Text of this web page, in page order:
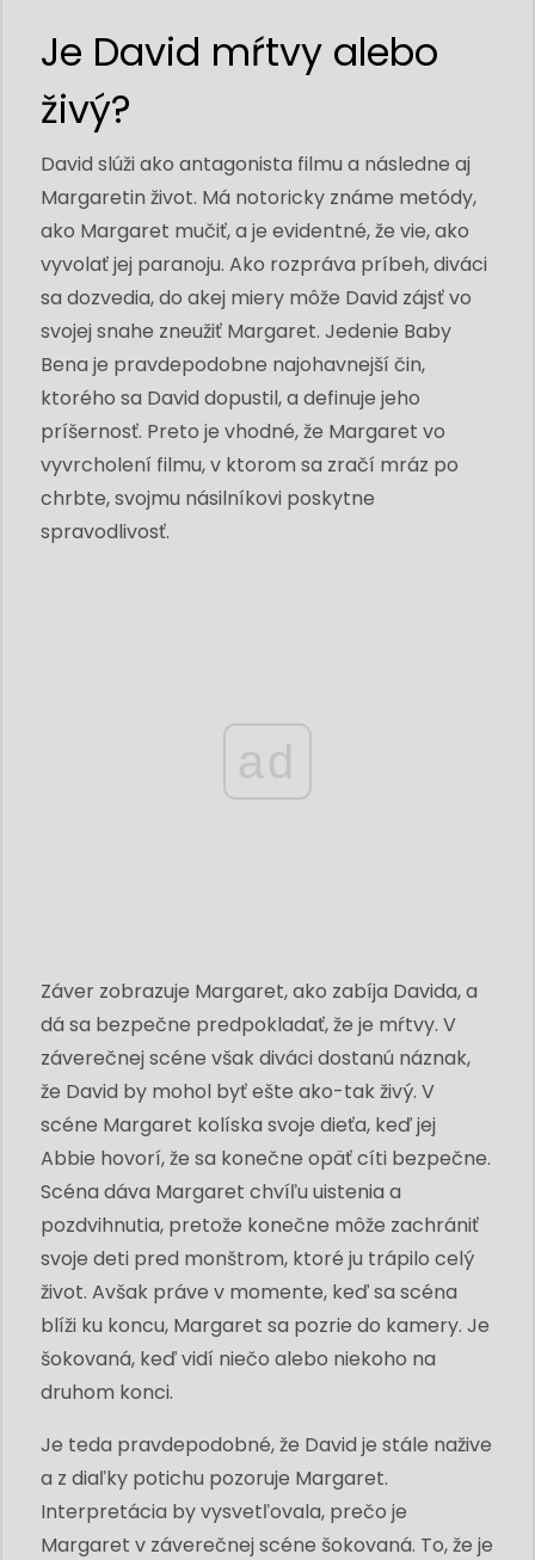
Je David mŕtvy alebo
živý?
David slúži ako antagonista filmu a následne aj
Margaretin život. Má notoricky známe metódy,
ako Margaret mučiť, a je evidentné, že vie, ako
vyvolať jej paranoju. Ako rozpráva príbeh, diváci
sa dozvedia, do akej miery môže David zájsť vo
svojej snahe zneužiť Margaret. Jedenie Baby
Bena je pravdepodobne najohavnejší čin,
ktorého sa David dopustil, a definuje jeho
príšernosť. Preto je vhodné, že Margaret vo
vyvrcholení filmu, v ktorom sa zračí mráz po
chrbte, svojmu násilníkovi poskytne
spravodlivosť.
ad
Záver zobrazuje Margaret, ako zabíja Davida, a
dá sa bezpečne predpokladať, že je mŕtvy. V
záverečnej scéne však diváci dostanú náznak,
že David by mohol byť ešte ako-tak živý. V
scéne Margaret kolíska svoje dieťa, keď jej
Abbie hovorí, že sa konečne opäť cíti bezpečne.
Scéna dáva Margaret chvíľu uistenia a
pozdvihnutia, pretože konečne môže zachrániť
svoje deti pred monštrom, ktoré ju trápilo celý
život. Avšak práve v momente, keď sa scéna
blíži ku koncu, Margaret sa pozrie do kamery. Je
šokovaná, keď vidí niečo alebo niekoho na
druhom konci.
Je teda pravdepodobné, že David je stále nažive
a z diaľky potichu pozoruje Margaret.
Interpretácia by vysvetľovala, prečo je
Margaret v záverečnej scéne šokovaná. To, že je